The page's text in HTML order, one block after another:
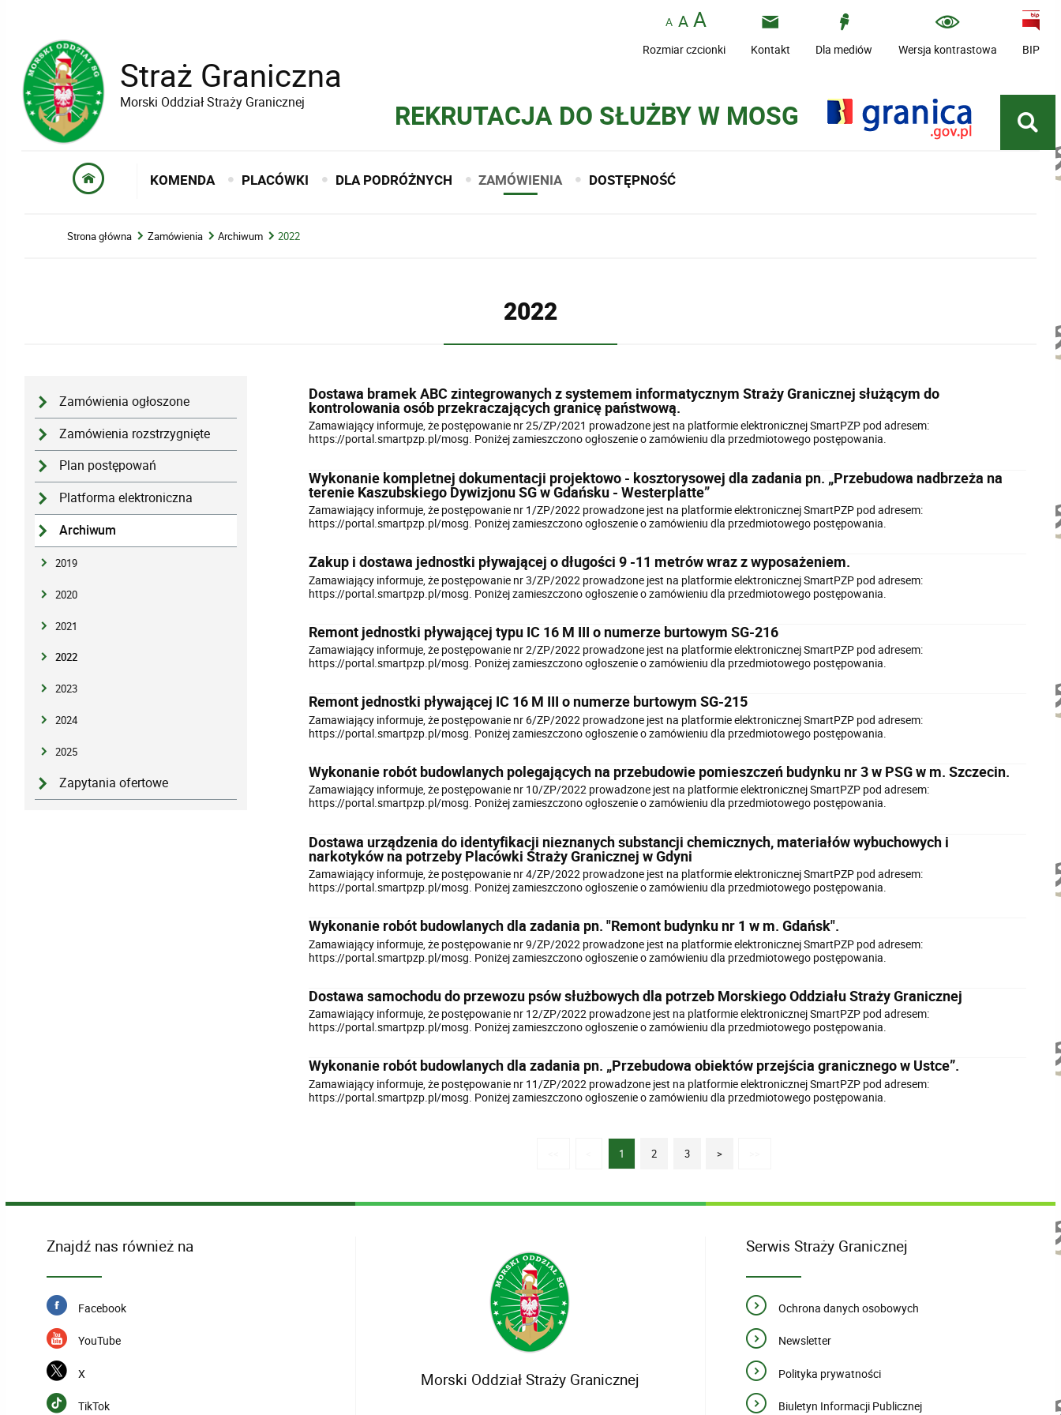
Straż Graniczna
Morski Oddział Straży Granicznej
Rozmiar czcionki Kontakt Dla mediów Wersja kontrastowa BIP
REKRUTACJA DO SŁUŻBY W MOSG
KOMENDA PLACÓWKI DLA PODRÓŻNYCH ZAMÓWIENIA DOSTĘPNOŚĆ
Strona główna Zamówienia Archiwum 2022
2022
Zamówienia ogłoszone
Zamówienia rozstrzygnięte
Plan postępowań
Platforma elektroniczna
Archiwum
2019
2020
2021
2022
2023
2024
2025
Zapytania ofertowe
Dostawa bramek ABC zintegrowanych z systemem informatycznym Straży Granicznej służącym do
kontrolowania osób przekraczających granicę państwową.
Zamawiający informuje, że postępowanie nr 25/ZP/2021 prowadzone jest na platformie elektronicznej SmartPZP pod adresem:
https://portal.smartpzp.pl/mosg. Poniżej zamieszczono ogłoszenie o zamówieniu dla przedmiotowego postępowania.
Wykonanie kompletnej dokumentacji projektowo - kosztorysowej dla zadania pn. „Przebudowa nadbrzeża na
terenie Kaszubskiego Dywizjonu SG w Gdańsku - Westerplatte”
Zamawiający informuje, że postępowanie nr 1/ZP/2022 prowadzone jest na platformie elektronicznej SmartPZP pod adresem:
https://portal.smartpzp.pl/mosg. Poniżej zamieszczono ogłoszenie o zamówieniu dla przedmiotowego postępowania.
Zakup i dostawa jednostki pływającej o długości 9 -11 metrów wraz z wyposażeniem.
Zamawiający informuje, że postępowanie nr 3/ZP/2022 prowadzone jest na platformie elektronicznej SmartPZP pod adresem:
https://portal.smartpzp.pl/mosg. Poniżej zamieszczono ogłoszenie o zamówieniu dla przedmiotowego postępowania.
Remont jednostki pływającej typu IC 16 M III o numerze burtowym SG-216
Zamawiający informuje, że postępowanie nr 2/ZP/2022 prowadzone jest na platformie elektronicznej SmartPZP pod adresem:
https://portal.smartpzp.pl/mosg. Poniżej zamieszczono ogłoszenie o zamówieniu dla przedmiotowego postępowania.
Remont jednostki pływającej IC 16 M III o numerze burtowym SG-215
Zamawiający informuje, że postępowanie nr 6/ZP/2022 prowadzone jest na platformie elektronicznej SmartPZP pod adresem:
https://portal.smartpzp.pl/mosg. Poniżej zamieszczono ogłoszenie o zamówieniu dla przedmiotowego postępowania.
Wykonanie robót budowlanych polegających na przebudowie pomieszczeń budynku nr 3 w PSG w m. Szczecin.
Zamawiający informuje, że postępowanie nr 10/ZP/2022 prowadzone jest na platformie elektronicznej SmartPZP pod adresem:
https://portal.smartpzp.pl/mosg. Poniżej zamieszczono ogłoszenie o zamówieniu dla przedmiotowego postępowania.
Dostawa urządzenia do identyfikacji nieznanych substancji chemicznych, materiałów wybuchowych i
narkotyków na potrzeby Placówki Straży Granicznej w Gdyni
Zamawiający informuje, że postępowanie nr 4/ZP/2022 prowadzone jest na platformie elektronicznej SmartPZP pod adresem:
https://portal.smartpzp.pl/mosg. Poniżej zamieszczono ogłoszenie o zamówieniu dla przedmiotowego postępowania.
Wykonanie robót budowlanych dla zadania pn. "Remont budynku nr 1 w m. Gdańsk".
Zamawiający informuje, że postępowanie nr 9/ZP/2022 prowadzone jest na platformie elektronicznej SmartPZP pod adresem:
https://portal.smartpzp.pl/mosg. Poniżej zamieszczono ogłoszenie o zamówieniu dla przedmiotowego postępowania.
Dostawa samochodu do przewozu psów służbowych dla potrzeb Morskiego Oddziału Straży Granicznej
Zamawiający informuje, że postępowanie nr 12/ZP/2022 prowadzone jest na platformie elektronicznej SmartPZP pod adresem:
https://portal.smartpzp.pl/mosg. Poniżej zamieszczono ogłoszenie o zamówieniu dla przedmiotowego postępowania.
Wykonanie robót budowlanych dla zadania pn. „Przebudowa obiektów przejścia granicznego w Ustce”.
Zamawiający informuje, że postępowanie nr 11/ZP/2022 prowadzone jest na platformie elektronicznej SmartPZP pod adresem:
https://portal.smartpzp.pl/mosg. Poniżej zamieszczono ogłoszenie o zamówieniu dla przedmiotowego postępowania.
1 2 3 >
Znajdź nas również na
Facebook
YouTube
X
TikTok
Morski Oddział Straży Granicznej
Serwis Straży Granicznej
Ochrona danych osobowych
Newsletter
Polityka prywatności
Biuletyn Informacji Publicznej